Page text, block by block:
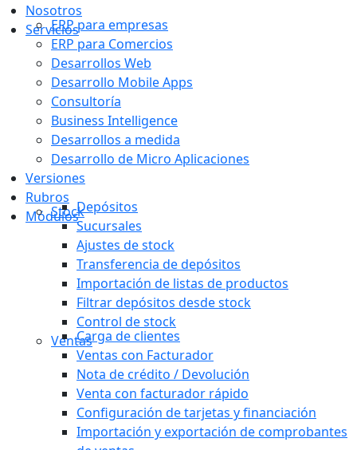
Nosotros
ServiciosERP para empresas
ERP para Comercios
Desarrollos Web
Desarrollo Mobile Apps
Consultoría
Business Intelligence
Desarrollos a medida
Desarrollo de Micro Aplicaciones
Versiones
Rubros
Módulos
StockDepósitos
Sucursales
Ajustes de stock
Transferencia de depósitos
Importación de listas de productos
Filtrar depósitos desde stock
Control de stock
VentasCarga de clientes
Ventas con Facturador
Nota de crédito / Devolución
Venta con facturador rápido
Configuración de tarjetas y financiación
Importación y exportación de comprobantes